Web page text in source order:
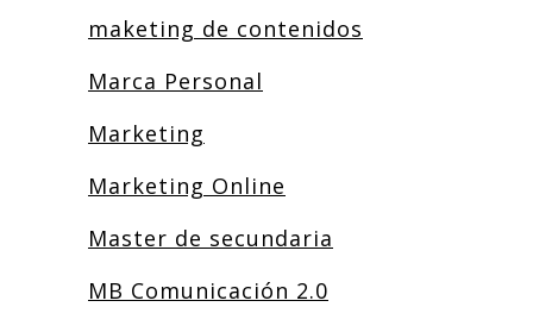
maketing de contenidos
Marca Personal
Marketing
Marketing Online
Master de secundaria
MB Comunicación 2.0